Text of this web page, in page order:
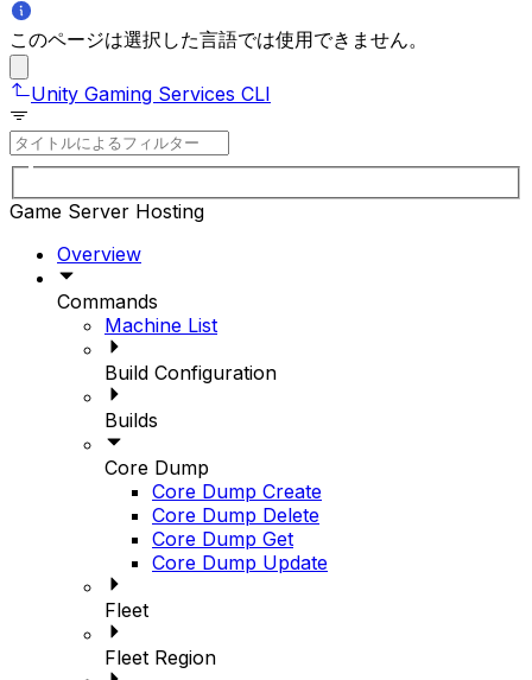
このページは選択した言語では使用できません。
Unity Gaming Services CLI
Game Server Hosting
Overview
Commands
Machine List
Build Configuration
Builds
Core Dump
Core Dump Create
Core Dump Delete
Core Dump Get
Core Dump Update
Fleet
Fleet Region